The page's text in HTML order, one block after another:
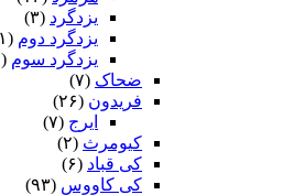
یزدگرد (۳)
یزدگرد دوم (۱)
یزدگرد سوم (۱۴)
ضحاک (۷)
فریدون (۲۶)
ایرج (۷)
کیومرث (۲)
کی قباد (۶)
کی کاووس (۹۳)